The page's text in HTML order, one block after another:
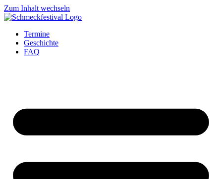
Zum Inhalt wechseln
Termine
Geschichte
FAQ